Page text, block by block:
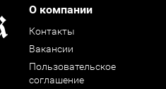
О компании
Контакты
Вакансии
Пользовательское
соглашение